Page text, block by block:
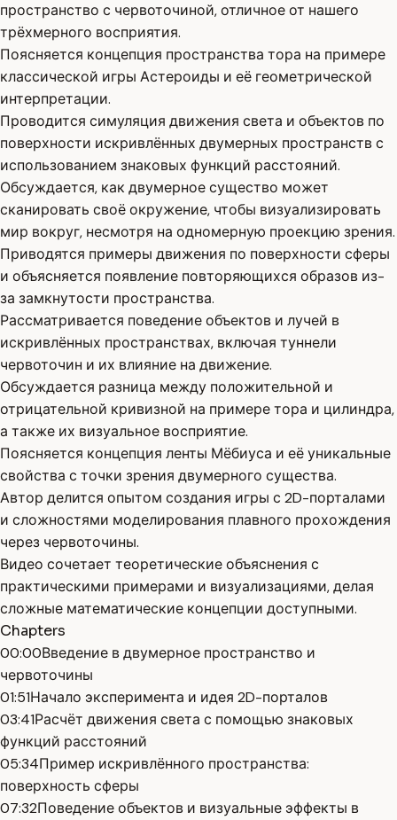
пространство с червоточиной, отличное от нашего
трёхмерного восприятия.
Поясняется концепция пространства тора на примере
классической игры Астероиды и её геометрической
интерпретации.
Проводится симуляция движения света и объектов по
поверхности искривлённых двумерных пространств с
использованием знаковых функций расстояний.
Обсуждается, как двумерное существо может
сканировать своё окружение, чтобы визуализировать
мир вокруг, несмотря на одномерную проекцию зрения.
Приводятся примеры движения по поверхности сферы
и объясняется появление повторяющихся образов из-
за замкнутости пространства.
Рассматривается поведение объектов и лучей в
искривлённых пространствах, включая туннели
червоточин и их влияние на движение.
Обсуждается разница между положительной и
отрицательной кривизной на примере тора и цилиндра,
а также их визуальное восприятие.
Поясняется концепция ленты Мёбиуса и её уникальные
свойства с точки зрения двумерного существа.
Автор делится опытом создания игры с 2D-порталами
и сложностями моделирования плавного прохождения
через червоточины.
Видео сочетает теоретические объяснения с
практическими примерами и визуализациями, делая
сложные математические концепции доступными.
Chapters
00:00Введение в двумерное пространство и
червоточины
01:51Начало эксперимента и идея 2D-порталов
03:41Расчёт движения света с помощью знаковых
функций расстояний
05:34Пример искривлённого пространства:
поверхность сферы
07:32Поведение объектов и визуальные эффекты в